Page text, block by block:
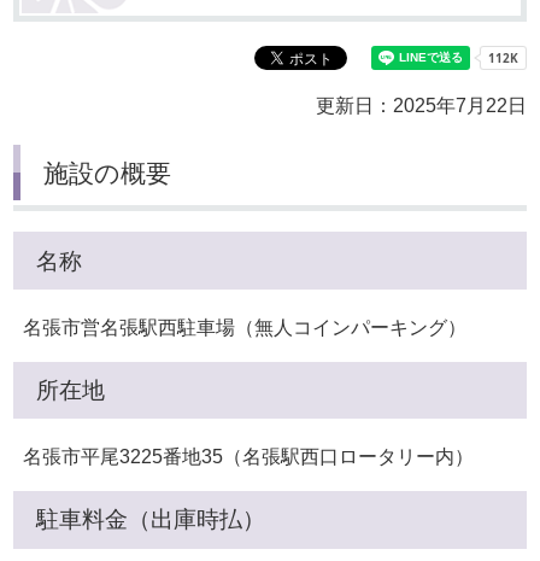
更新日：2025年7月22日
施設の概要
名称
名張市営名張駅西駐車場（無人コインパーキング）
所在地
名張市平尾3225番地35（名張駅西口ロータリー内）
駐車料金（出庫時払）